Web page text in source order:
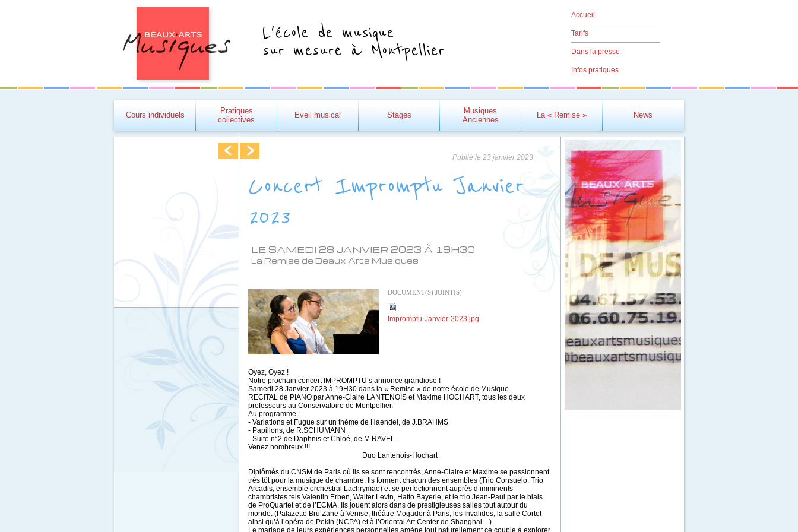
L'école de musique
sur mesure à Montpellier
Accueil
Tarifs
Dans la presse
Infos pratiques
Cours individuels
Pratiques
collectives
Eveil musical Stages
Musiques
Anciennes
La « Remise » News
Publié le23 janvier 2023
Concert Impromptu Janvier
2023
LE SAMEDI 28 JANVIER 2023 À 19H30
La Remise de Beaux Arts Musiques
DOCUMENT(S) JOINT(S)
Impromptu-Janvier-2023.jpg
Oyez, Oyez !
Notre prochain concert IMPROMPTU s’annonce grandiose !
Samedi 28 Janvier 2023 à 19H30 dans la « Remise » de notre école de Musique.
RECITAL de PIANO par Anne-Claire LANTENOIS et Maxime HOCHART, tous les deux
professeurs au Conservatoire de Montpellier.
Au programme :
- Variations et Fugue sur un thème de Haendel, de J.BRAHMS
- Papillons, de R.SCHUMANN
- Suite n°2 de Daphnis et Chloé, de M.RAVEL
Venez nombreux !!!
Duo Lantenois-Hochart
Diplômés du CNSM de Paris où ils se sont rencontrés, Anne-Claire et Maxime se passionnent
très tôt pour la musique de chambre. Ils forment chacun des ensembles (Trio Consuelo, Trio
Arcadis, ensemble orchestral Lachrymae) et se perfectionnent auprès d’imminents
chambristes tels Valentin Erben, Walter Levin, Hatto Bayerle, et le trio Jean-Paul par le biais
de ProQuartet et de l’ECMA. Ils jouent alors dans de prestigieuses salles tout autour du
monde. (Palazetto Bru Zane à Venise, théâtre Mogador à Paris, les Invalides, la salle Cortot
ainsi qu’à l’opéra de Pekin (NCPA) et à l’Oriental Art Center de Shanghai…)
Le mariage de leurs expériences personnelles amène tout naturellement ce couple à explorer